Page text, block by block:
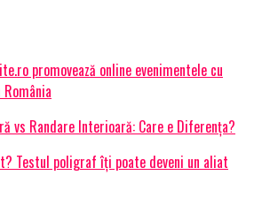
promovează online evenimentele cu
vs Randare Interioară: Care e Diferența?
Testul poligraf îţi poate deveni un aliat